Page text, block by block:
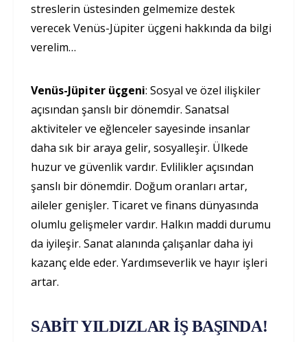
streslerin üstesinden gelmemize destek
verecek Venüs-Jüpiter üçgeni hakkında da bilgi
verelim…
Venüs-Jüpiter üçgeni: Sosyal ve özel ilişkiler
açısından şanslı bir dönemdir. Sanatsal
aktiviteler ve eğlenceler sayesinde insanlar
daha sık bir araya gelir, sosyalleşir. Ülkede
huzur ve güvenlik vardır. Evlilikler açısından
şanslı bir dönemdir. Doğum oranları artar,
aileler genişler. Ticaret ve finans dünyasında
olumlu gelişmeler vardır. Halkın maddi durumu
da iyileşir. Sanat alanında çalışanlar daha iyi
kazanç elde eder. Yardımseverlik ve hayır işleri
artar.
SABİT YILDIZLAR İŞ BAŞINDA!